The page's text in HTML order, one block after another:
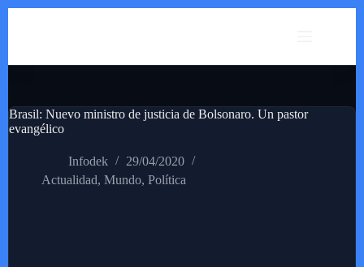
Brasil: Nuevo ministro de justicia de Bolsonaro. Un pastor
evangélico
Infodek
29/04/2020
Actualidad, Mundo, Política